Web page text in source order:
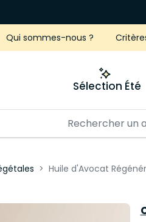
Qui sommes-nous ?
Sélection Été
Huile d'Avocat